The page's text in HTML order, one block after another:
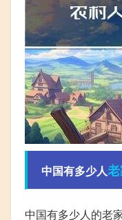
中国有多少人
中国有多少人的老